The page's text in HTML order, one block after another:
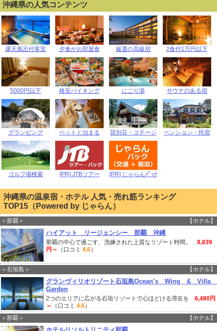
沖縄県の人気コンテンツ
露天風呂付客室 夕食がお部屋食 厳選の高級宿 2食付1万円以下
5000円以下 格安バイキング にごり湯 サウナのある宿
グランピング ペットと泊まる 貸別荘・コテージ ペンション・民宿
ゴルフ場検索 [PR] JTBツアー [PR] じゃらんﾊﾟｯｸ
沖縄県の温泉宿・ホテル 人気・売れ筋ランキング
TOP15（Powered by じゃらん）
＜那覇＞ 【ホテル】
ハイアット リージェンシー 那覇 沖縄
那覇の中心で過ごす、洗練された上質なリゾート時間。 8,839
円～
（口コミ 4.6）
＜石垣島＞ 【ホテル】
グランヴィリオリゾート石垣島Ocean’s Wing & Villa
Garden
2つのエリアに広がる石垣リゾートで心ほどける滞在を 6,480円
～
（口コミ 4.6）
＜那覇＞
【ホテル】